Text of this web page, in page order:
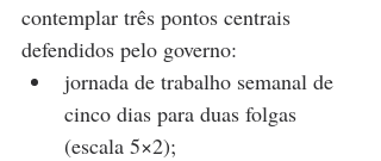
contemplar três pontos centrais
defendidos pelo governo:
jornada de trabalho semanal de
cinco dias para duas folgas
(escala 5×2);